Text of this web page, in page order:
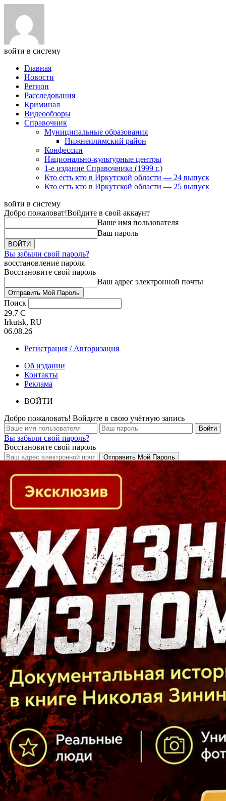
войти в систему
Главная
Новости
Регион
Расследования
Криминал
Видеообзоры
Справочник
Муниципальные образования
Нижнеилимский район
Конфессии
Национально-культурные центры
1-е издание Справочника (1999 г.)
Кто есть кто в Иркутской области — 24 выпуск
Кто есть кто в Иркутской области — 25 выпуск
войти в систему
Добро пожаловат!Войдите в свой аккаунт
Ваше имя пользователя
Ваш пароль
Вы забыли свой пароль?
восстановление пароля
Восстановите свой пароль
Ваш адрес электронной почты
Поиск
29.7 C
Irkutsk, RU
06.08.26
Регистрация / Авторизация
Об издании
Контакты
Реклама
ВОЙТИ
Добро пожаловать! Войдите в свою учётную запись
Вы забыли свой пароль?
Восстановите свой пароль
Кто есть кто в Байкальском регионе